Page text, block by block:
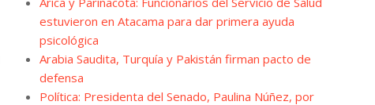
estuvieron en Atacama para dar primera ayuda
psicológica
Arabia Saudita, Turquía y Pakistán firman pacto de
defensa
Política: Presidenta del Senado, Paulina Núñez, por